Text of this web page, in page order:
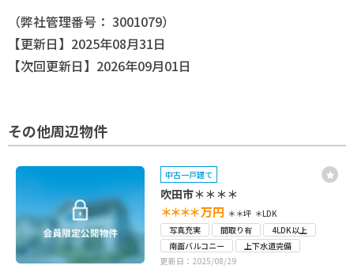
（弊社管理番号： 3001079）
【更新日】2025年08月31日
【次回更新日】2026年09月01日
その他周辺物件
中古一戸建て
吹田市＊＊＊＊
＊＊＊＊万円 ＊＊坪 ＊LDK
写真充実
間取り有
4LDK以上
南面バルコニー
上下水道完備
更新日：2025/08/29